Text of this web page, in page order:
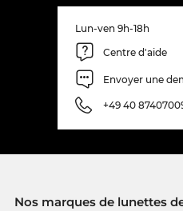
Lun-ven 9h-18h
Centre d'aide
Envoyer une
+49 40
Nos marques de lunettes